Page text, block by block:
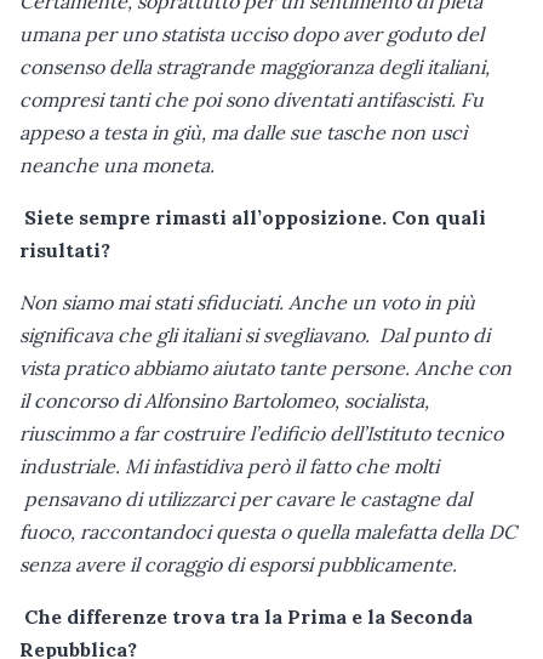
umana per uno statista ucciso dopo aver goduto del
consenso della stragrande maggioranza degli italiani,
compresi tanti che poi sono diventati antifascisti. Fu
appeso a testa in giù, ma dalle sue tasche non uscì
neanche una moneta.
Siete sempre rimasti all’opposizione. Con quali
risultati?
Non siamo mai stati sfiduciati. Anche un voto in più
significava che gli italiani si svegliavano. Dal punto di
vista pratico abbiamo aiutato tante persone. Anche con
il concorso di Alfonsino Bartolomeo, socialista,
riuscimmo a far costruire l’edificio dell’Istituto tecnico
industriale. Mi infastidiva però il fatto che molti
pensavano di utilizzarci per cavare le castagne dal
fuoco, raccontandoci questa o quella malefatta della DC
senza avere il coraggio di esporsi pubblicamente.
Che differenze trova tra la Prima e la Seconda
Repubblica?